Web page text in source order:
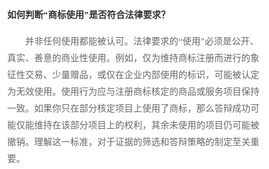
如何判断“商标使用”是否符合法律要求？
并非任何使用都能被认可。法律要求的“使用”必须是公开、
真实、善意的商业性使用。例如，仅为维持商标注册而进行的象
征性交易、少量赠品，或仅在企业内部使用的标识，可能被认定
为无效使用。使用行为应与注册商标核定的商品或服务项目保持
一致。如果你只在部分核定项目上使用了商标，那么答辩成功可
能仅能维持在该部分项目上的权利，其余未使用的项目仍可能被
撤销。理解这一标准，对于证据的筛选和答辩策略的制定至关重
要。